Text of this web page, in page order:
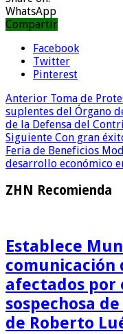
WhatsApp
Compartir
Facebook
Twitter
Pinterest
Anterior Toma de
suplentes del Órgano
de la Defensa del
Siguiente Con gran
Feria de Beneficios
desarrollo económico
ZHN Recomienda
Establece
comunicación
afectados
sospechosa
de Roberto